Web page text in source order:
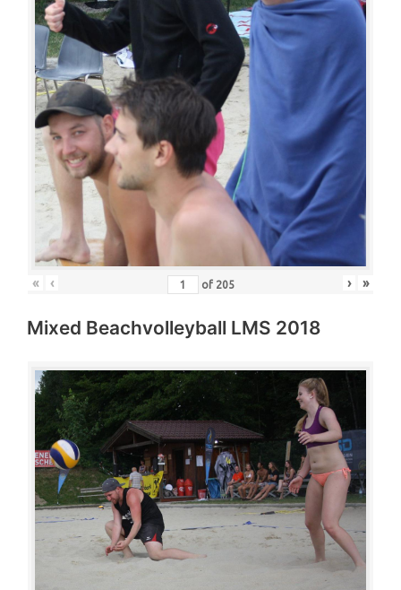
« ‹ of 205 › »
Mixed Beachvolleyball LMS 2018